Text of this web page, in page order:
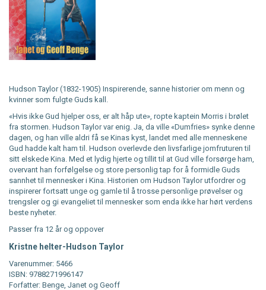
Hudson Taylor (1832-1905) Inspirerende, sanne historier om menn og
kvinner som fulgte Guds kall.
«Hvis ikke Gud hjelper oss, er alt håp ute», ropte kaptein Morris i brølet
fra stormen. Hudson Taylor var enig. Ja, da ville «Dumfries» synke denne
dagen, og han ville aldri få se Kinas kyst, landet med alle menneskene
Gud hadde kalt ham til. Hudson overlevde den livsfarlige jomfruturen til
sitt elskede Kina. Med et lydig hjerte og tillit til at Gud ville forsørge ham,
overvant han forfølgelse og store personlig tap for å formidle Guds
sannhet til mennesker i Kina. Historien om Hudson Taylor utfordrer og
inspirerer fortsatt unge og gamle til å trosse personlige prøvelser og
trengsler og gi evangeliet til mennesker som enda ikke har hørt verdens
beste nyheter.
Passer fra 12 år og oppover
Kristne helter-Hudson Taylor
Varenummer: 5466
ISBN: 9788271996147
Forfatter: Benge, Janet og Geoff